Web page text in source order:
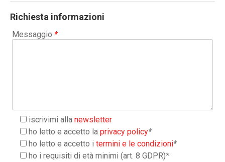
Richiesta informazioni
Messaggio *
iscrivimi allanewsletter
ho letto e accetto laprivacy policy*
ho letto e accetto itermini e le condizioni*
ho i requisiti di età minimi (art. 8 GDPR)*